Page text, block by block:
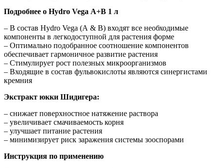
Подробнее о Hydro Vega А+B 1 л
– В состав Hydro Vega (А & В) входят все необходимые
компоненты в легкодоступной для растения форме
– Оптимально подобранное соотношение компонентов
обеспечивает гармоничное развитие растения
– Стимулирует рост полезных микроорганизмов
– Входящие в состав фульвокислоты являются синергистами
кремния
Экстракт юкки Шидигера:
– снижает поверхностное натяжение раствора
– увеличивает смачиваемость корня
– улучшает питание растения
– минимизирует риск заражения системы зооспорами
Инструкция по применению